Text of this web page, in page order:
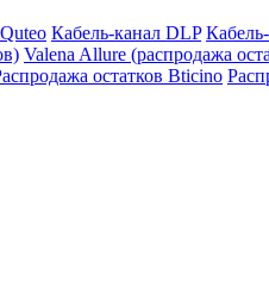
Quteo Кабель-канал DLP
Valena Allure (распродажа
остатков Bticino